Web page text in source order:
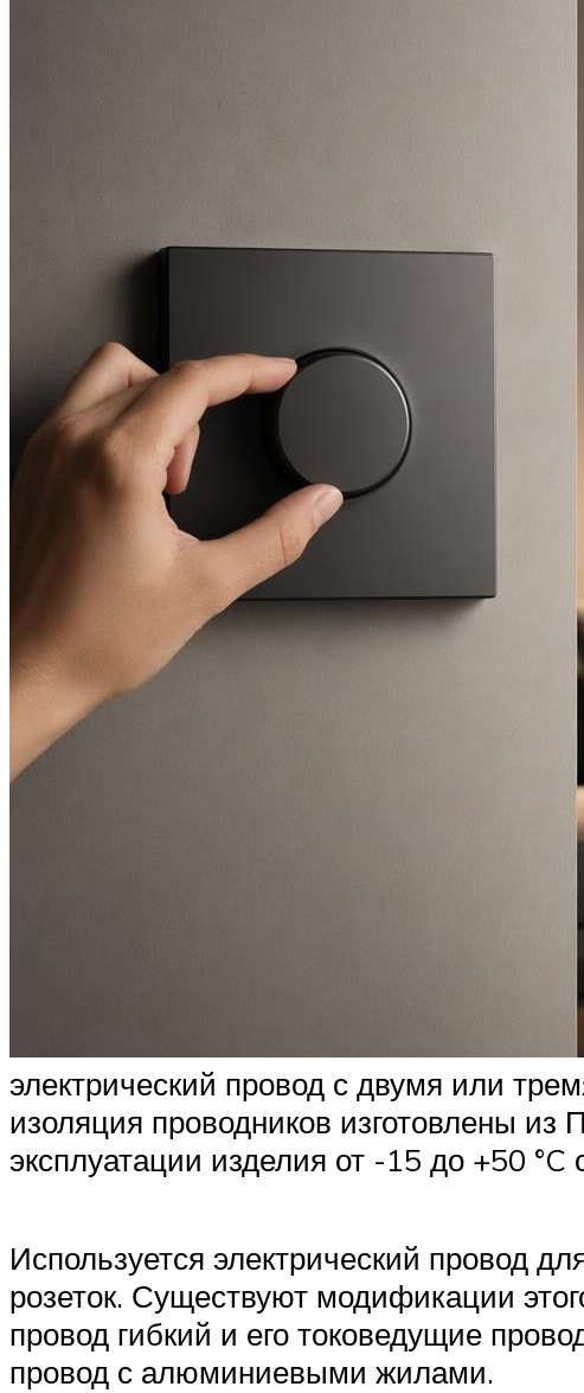
электрический провод с двумя или
изоляция проводников изготовлены
эксплуатации изделия от -15 до +50
Используется электрический провод
розеток. Существуют модификации
провод гибкий и его токоведущие
провод с алюминиевыми жилами.